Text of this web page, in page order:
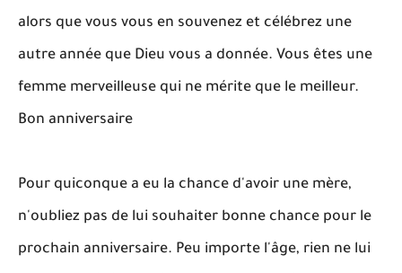
alors que vous vous en souvenez et célébrez une
autre année que Dieu vous a donnée. Vous êtes une
femme merveilleuse qui ne mérite que le meilleur.
Bon anniversaire
Pour quiconque a eu la chance d'avoir une mère,
n'oubliez pas de lui souhaiter bonne chance pour le
prochain anniversaire. Peu importe l'âge, rien ne lui